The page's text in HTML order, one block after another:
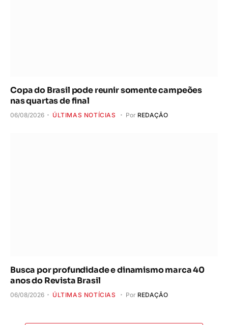
Copa do Brasil pode reunir somente campeões
nas quartas de final
06/08/2026 ÚLTIMAS NOTÍCIAS Por REDAÇÃO
Busca por profundidade e dinamismo marca 40
anos do Revista Brasil
06/08/2026 ÚLTIMAS NOTÍCIAS Por REDAÇÃO